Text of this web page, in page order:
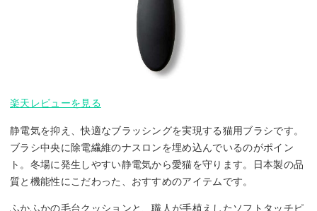
楽天レビューを見る
静電気を抑え、快適なブラッシングを実現する猫用ブラシです。
ブラシ中央に除電繊維のナスロンを埋め込んでいるのがポイン
ト。冬場に発生しやすい静電気から愛猫を守ります。日本製の品
質と機能性にこだわった、おすすめのアイテムです。
ふかふかの毛台クッションと、職人が手植えしたソフトタッチピ